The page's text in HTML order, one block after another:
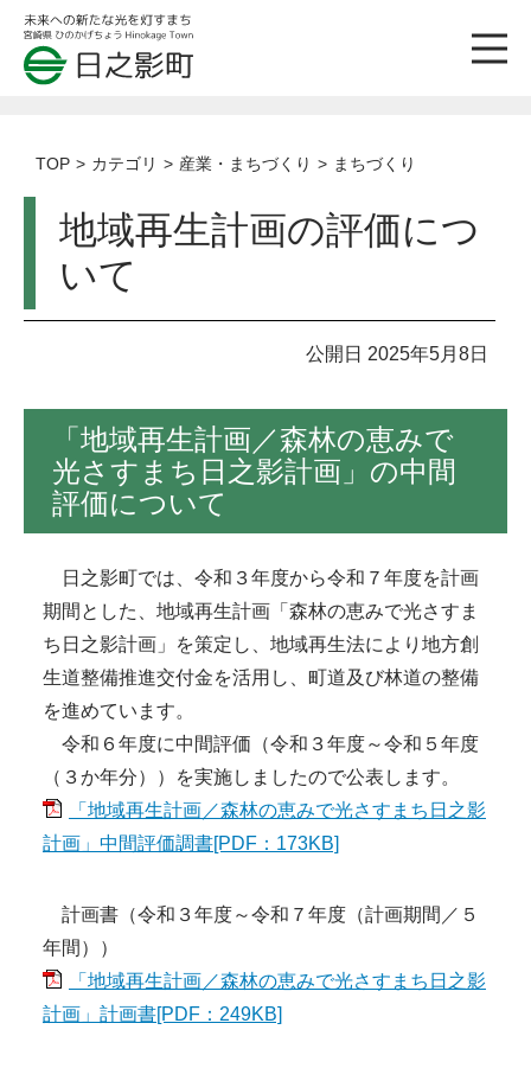
TOP カテゴリ 産業・まちづくり まちづくり
地域再生計画の評価につ
いて
公開日 2025年5月8日
「地域再生計画／森林の恵みで
光さすまち日之影計画」の中間
評価について
日之影町では、令和３年度から令和７年度を計画
期間とした、地域再生計画「森林の恵みで光さすま
ち日之影計画」を策定し、地域再生法により地方創
生道整備推進交付金を活用し、町道及び林道の整備
を進めています。
令和６年度に中間評価（令和３年度～令和５年度
（３か年分））を実施しましたので公表します。
「地域再生計画／森林の恵みで光さすまち日之影
計画」中間評価調書[PDF：173KB]
計画書（令和３年度～令和７年度（計画期間／５
年間））
「地域再生計画／森林の恵みで光さすまち日之影
計画」計画書[PDF：249KB]